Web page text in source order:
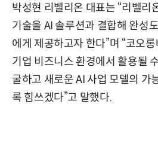
박성현 리벨리온 대표는 “리벨리
기술을 AI 솔루션과 결합해 완성
에게 제공하고자 한다”며 “코오
기업 비즈니스 환경에서 활용될
굴하고 새로운 AI 사업 모델의 가
록 힘쓰겠다”고 말했다.